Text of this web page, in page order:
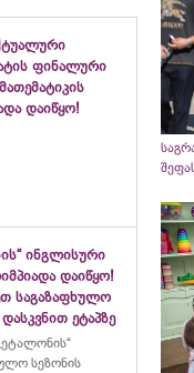
ფინალური
დაიწყო!
ინგლისური
დაიწყო!
საგაზაფხულო
ეტაპზე
სეზონის